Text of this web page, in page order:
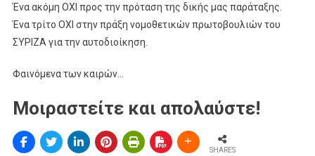
Ένα ακόμη ΟΧΙ προς την πρόταση της δικής μας παράταξης.
Ένα τρίτο ΟΧΙ στην πράξη νομοθετικών πρωτοβουλιών του
ΣΥΡΙΖΑ για την αυτοδιοίκηση.
Φαινόμενα των καιρών…
Μοιραστείτε και απολαύστε!
SHARES